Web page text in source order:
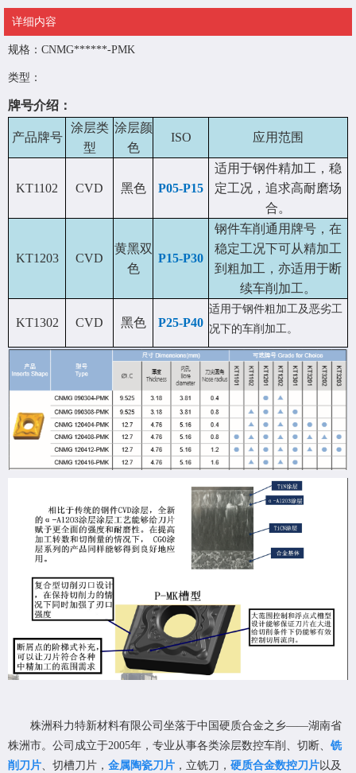
详细内容
规格：CNMG******-PMK
类型：
牌号介绍：
产品牌号
涂层类
型
涂层颜
色
ISO 应用范围
KT1102 CVD 黑色 P05-P15
适用于钢件精加工，稳
定工况，追求高耐磨场
合。
KT1203 CVD
黄黑双
色
P15-P30
钢件车削通用牌号，在
稳定工况下可从精加工
到粗加工，亦适用于断
续车削加工。
KT1302 CVD 黑色 P25-P40
适用于钢件粗加工及恶劣工
况下的车削加工。
株洲科力特新材料有限公司坐落于中国硬质合金之乡——湖南省
株洲市。公司成立于2005年，专业从事各类涂层数控车削、切断、 铣
削刀片、切槽刀片， 金属陶瓷刀片 ，立铣刀， 硬质合金数控刀片以及